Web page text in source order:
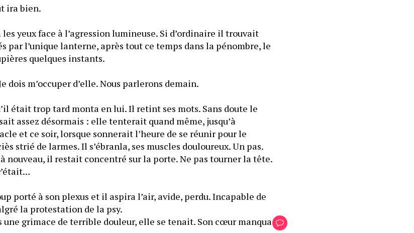
ira bien.
les yeux face à l’agression lumineuse. Si d’ordinaire il trouvait
par l’unique lanterne, après tout ce temps dans la pénombre, le
quelques instants.
dois m’occuper d’elle. Nous parlerons demain.
était trop tard monta en lui. Il retint ses mots. Sans doute le
assez désormais : elle tenterait quand même, jusqu’à
et ce soir, lorsque sonnerait l’heure de se réunir pour le
strié de larmes. Il s’ébranla, ses muscles douloureux. Un pas.
nouveau, il restait concentré sur la porte. Ne pas tourner la tête.
à son plexus et il aspira l’air, avide, perdu. Incapable de
la protestation de la psy.
une grimace de terrible douleur, elle se tenait. Son cœur manqua